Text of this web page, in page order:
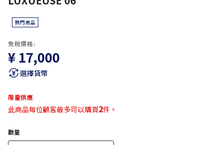
熱門商品
免稅價格:
¥ 17,000
選擇貨幣
限量供應
此商品每位顧客最多可以購買2件。
數量